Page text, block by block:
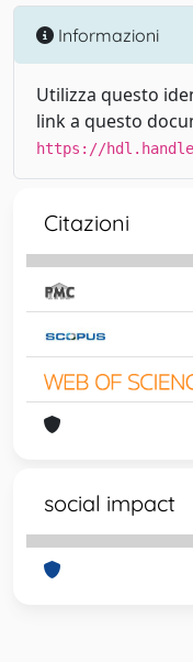
Informazioni
Utilizza questo
link a questo
https://
Citazioni
social impact